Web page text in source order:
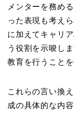
メンターを務め
った表現も考え
に加えてキャリ
う役割を示唆し
教育を行うこと
これらの言い換
成の具体的な内